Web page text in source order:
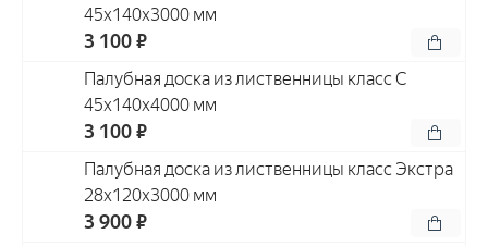
45x140x3000 мм
3 100 ₽
Палубная доска из лиственницы класс С
45x140x4000 мм
3 100 ₽
Палубная доска из лиственницы класс Экстра
28x120x3000 мм
3 900 ₽